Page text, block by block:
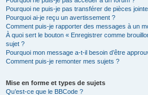
Pourquoi ne puis-je pas transférer de pièces
Pourquoi ai-je reçu un avertissement ?
Comment puis-je rapporter des messages à un
À quoi sert le bouton « Enregistrer comme
sujet ?
Pourquoi mon message a-t-il besoin d’être
Comment puis-je remonter mes sujets ?
Mise en forme et types de sujets
Qu’est-ce que le BBCode ?